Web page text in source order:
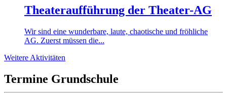
Theateraufführung der Theater-AG
Wir sind eine wunderbare, laute, chaotische und fröhliche
AG. Zuerst müssen die...
Weitere Aktivitäten
Termine Grundschule